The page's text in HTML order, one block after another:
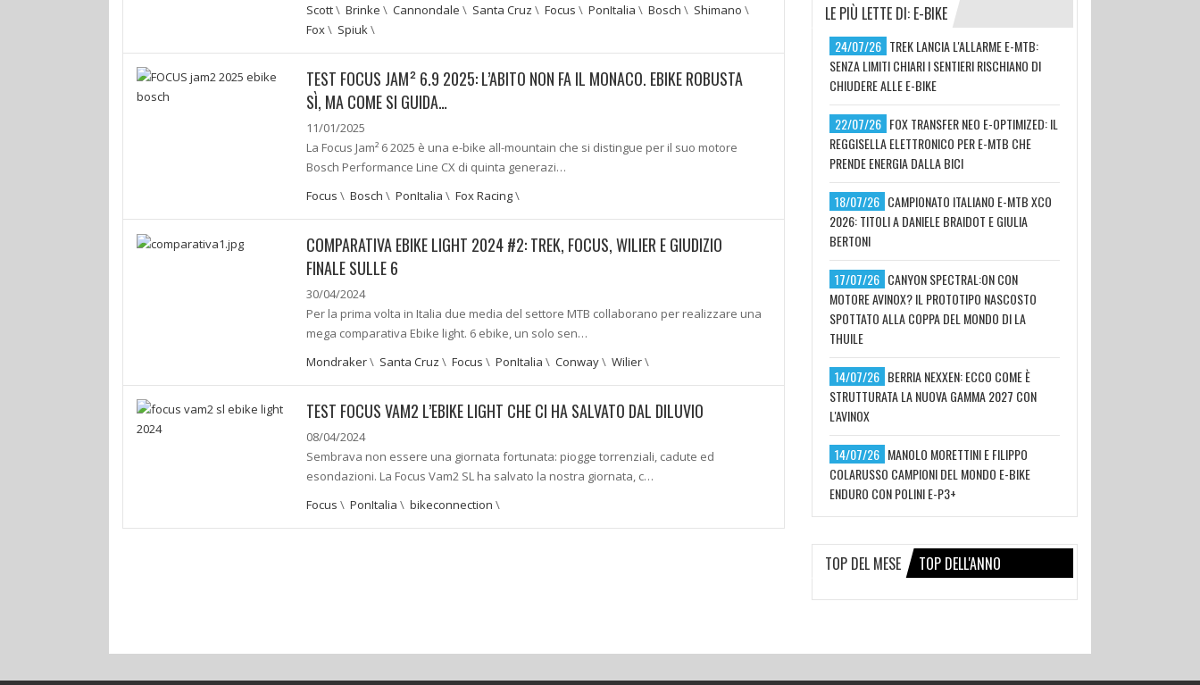
Scott\ Brinke \ Cannondale \ Santa Cruz \ Focus \ PonItalia \ Bosch \ Shimano \
Fox\ Spiuk \
TEST FOCUS JAM² 6.9 2025: L’ABITO NON FA IL MONACO. EBIKE ROBUSTA
SÌ, MA COME SI GUIDA…
11/01/2025
La Focus Jam² 6 2025 è una e-bike all-mountain che si distingue per il suo motore
Bosch Performance Line CX di quinta generazi…
Focus \ Bosch \ PonItalia \ Fox Racing\
COMPARATIVA EBIKE LIGHT 2024 #2: TREK, FOCUS, WILIER E GIUDIZIO
FINALE SULLE 6
30/04/2024
Per la prima volta in Italia due media del settore MTB collaborano per realizzare una
mega comparativa Ebike light. 6 ebike, un solo sen…
Mondraker\ Santa Cruz \ Focus \ PonItalia \ Conway\ Wilier\
TEST FOCUS VAM2 L’EBIKE LIGHT CHE CI HA SALVATO DAL DILUVIO
08/04/2024
Sembrava non essere una giornata fortunata: piogge torrenziali, cadute ed
esondazioni. La Focus Vam2 SL ha salvato la nostra giornata, c…
Focus \ PonItalia \ bikeconnection \
LE PIÙ LETTE DI: E-BIKE
24/07/26 TREK LANCIA L'ALLARME E-MTB:
SENZA LIMITI CHIARI I SENTIERI RISCHIANO DI
CHIUDERE ALLE E-BIKE
22/07/26 FOX TRANSFER NEO E-OPTIMIZED: IL
REGGISELLA ELETTRONICO PER E-MTB CHE
PRENDE ENERGIA DALLA BICI
18/07/26 CAMPIONATO ITALIANO E-MTB XCO
2026: TITOLI A DANIELE BRAIDOT E GIULIA
BERTONI
17/07/26 CANYON SPECTRAL:ON CON
MOTORE AVINOX? IL PROTOTIPO NASCOSTO
SPOTTATO ALLA COPPA DEL MONDO DI LA
THUILE
14/07/26 BERRIA NEXXEN: ECCO COME È
STRUTTURATA LA NUOVA GAMMA 2027 CON
L'AVINOX
14/07/26 MANOLO MORETTINI E FILIPPO
COLARUSSO CAMPIONI DEL MONDO E-BIKE
ENDURO CON POLINI E-P3+
TOP DEL MESE TOP DELL'ANNO